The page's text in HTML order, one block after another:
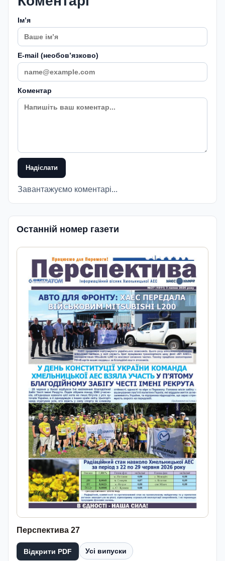
Імʼя
E-mail (необовʼязково)
Коментар
Надіслати
Завантажуємо коментарі...
Останній номер газети
Перспектива 27
Відкрити PDF Усі випуски